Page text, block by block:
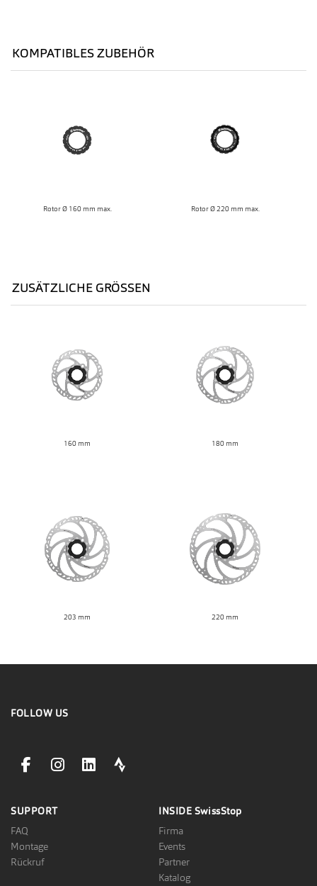
KOMPATIBLES ZUBEHÖR
Rotor Ø 160 mm max. Rotor Ø 220 mm max.
ZUSÄTZLICHE GRÖSSEN
160 mm 180 mm
203 mm 220 mm
FOLLOW US
facebookLink
instagramLink
linkedinLinkstravaLink
SUPPORT
FAQ
Montage
Rückruf
INSIDE SwissStop
Firma
Events
Partner
Katalog